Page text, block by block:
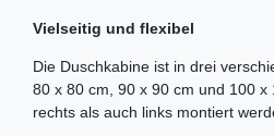
Vielseitig und flexibel
Die Duschkabine ist in drei
80 x 80 cm, 90 x 90 cm und 100 x
rechts als auch links montiert